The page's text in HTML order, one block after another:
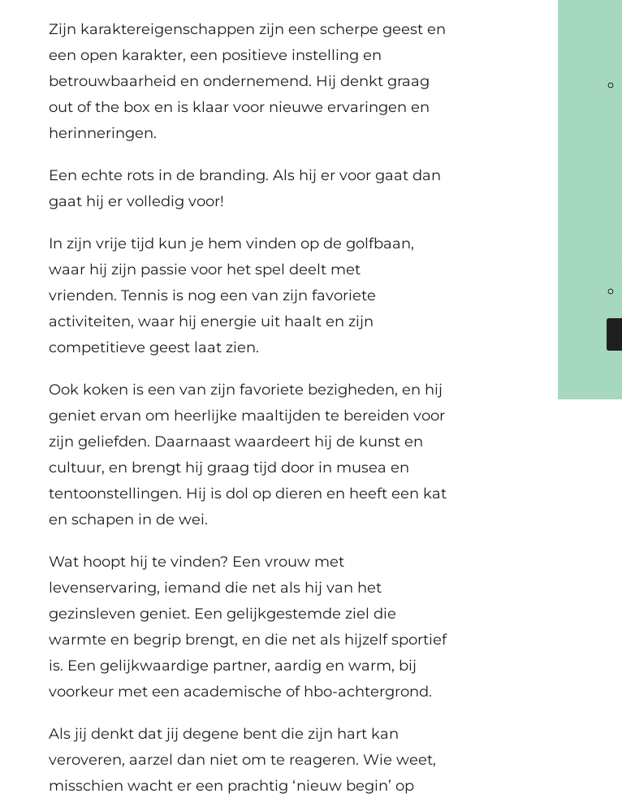
Zijn karaktereigenschappen zijn een scherpe geest en
een open karakter, een positieve instelling en
betrouwbaarheid en ondernemend. Hij denkt graag
out of the box en is klaar voor nieuwe ervaringen en
herinneringen.
Een echte rots in de branding. Als hij er voor gaat dan
gaat hij er volledig voor!
In zijn vrije tijd kun je hem vinden op de golfbaan,
waar hij zijn passie voor het spel deelt met
vrienden. Tennis is nog een van zijn favoriete
activiteiten, waar hij energie uit haalt en zijn
competitieve geest laat zien.
Ook koken is een van zijn favoriete bezigheden, en hij
geniet ervan om heerlijke maaltijden te bereiden voor
zijn geliefden. Daarnaast waardeert hij de kunst en
cultuur, en brengt hij graag tijd door in musea en
tentoonstellingen. Hij is dol op dieren en heeft een kat
en schapen in de wei.
Wat hoopt hij te vinden? Een vrouw met
levenservaring, iemand die net als hij van het
gezinsleven geniet. Een gelijkgestemde ziel die
warmte en begrip brengt, en die net als hijzelf sportief
is. Een gelijkwaardige partner, aardig en warm, bij
voorkeur met een academische of hbo-achtergrond.
Als jij denkt dat jij degene bent die zijn hart kan
veroveren, aarzel dan niet om te reageren. Wie weet,
misschien wacht er een prachtig ‘nieuw begin’ op